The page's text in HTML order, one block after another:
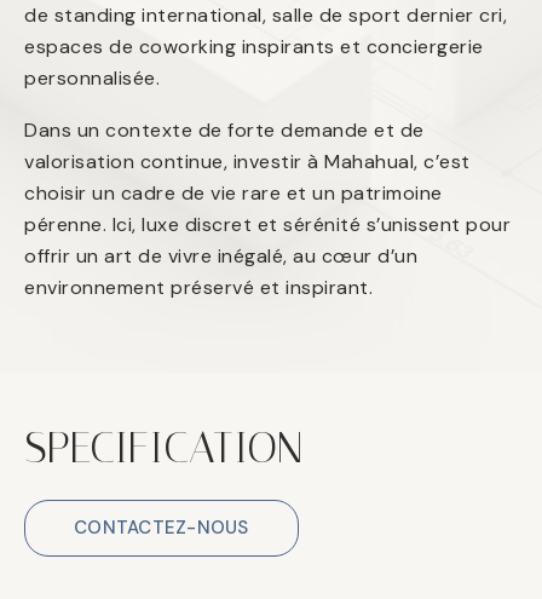
de standing international, salle de sport dernier cri,
espaces de coworking inspirants et conciergerie
personnalisée.
Dans un contexte de forte demande et de
valorisation continue, investir à Mahahual, c’est
choisir un cadre de vie rare et un patrimoine
pérenne. Ici, luxe discret et sérénité s’unissent pour
offrir un art de vivre inégalé, au cœur d’un
environnement préservé et inspirant.
SPECIFICATION
CONTACTEZ-NOUS